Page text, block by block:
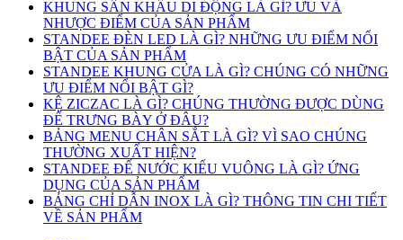
KHUNG SÂN KHẤU DI ĐỘNG LÀ GÌ? ƯU VÀ
NHƯỢC ĐIỂM CỦA SẢN PHẨM
STANDEE ĐÈN LED LÀ GÌ? NHỮNG ƯU ĐIỂM NỔI
BẬT CỦA SẢN PHẨM
STANDEE KHUNG CỬA LÀ GÌ? CHÚNG CÓ NHỮNG
ƯU ĐIỂM NỔI BẬT GÌ?
KỆ ZICZAC LÀ GÌ? CHÚNG THƯỜNG ĐƯỢC DÙNG
ĐỂ TRƯNG BÀY Ở ĐÂU?
BẢNG MENU CHÂN SẮT LÀ GÌ? VÌ SAO CHÚNG
THƯỜNG XUẤT HIỆN?
STANDEE ĐẾ NƯỚC KIỂU VUÔNG LÀ GÌ? ỨNG
DỤNG CỦA SẢN PHẨM
BẢNG CHỈ DẪN INOX LÀ GÌ? THÔNG TIN CHI TIẾT
VỀ SẢN PHẨM